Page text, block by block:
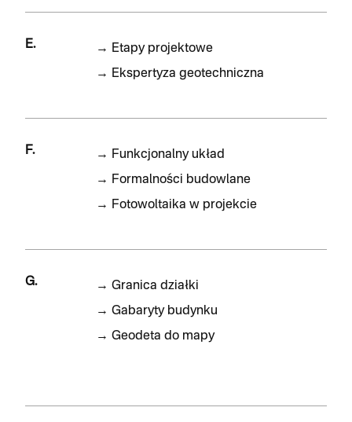
E. → Etapy projektowe
→ Ekspertyza geotechniczna
F. → Funkcjonalny układ
→ Formalności budowlane
→ Fotowoltaika w projekcie
G. → Granica działki
→ Gabaryty budynku
→ Geodeta do mapy